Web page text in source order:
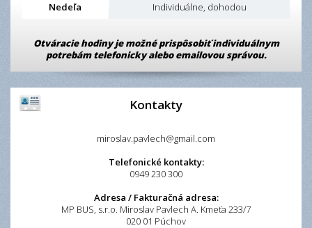
Nedeľa
Individuálne, dohodou
Otváracie hodiny je možné prispôsobiť individuálnym
potrebám telefonicky alebo emailovou správou.
Kontakty
miroslav.pavlech@gmail.com
Telefonické kontakty:
0949 230 300
Adresa / Fakturačná adresa:
MP BUS, s.r.o. Miroslav Pavlech A. Kmeťa 233/7
020 01 Púchov